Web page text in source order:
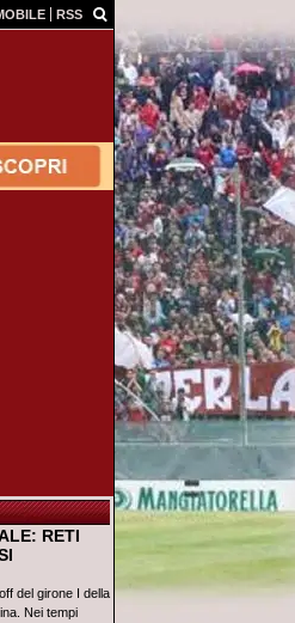
RSS
RETI
del girone I della
Nei tempi